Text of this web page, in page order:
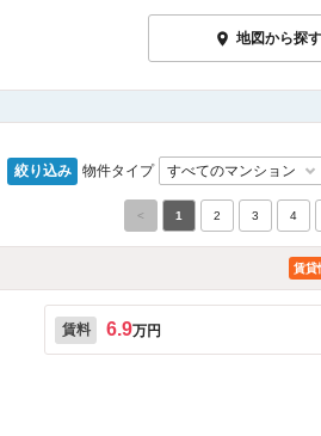
地図から探す
絞り込み 物件タイプ
< 1 2 3 4
賃貸
賃料 6.9万円